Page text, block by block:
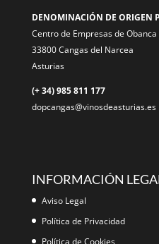
DENOMINACIÓN DE ORIGEN
Centro de Empresas de Obanca
33800 Cangas del Narcea
Asturias
(+ 34) 985 811 177
dopcangas@vinosdeasturias.es
INFORMACIÓN
Aviso Legal
Política de Privacidad